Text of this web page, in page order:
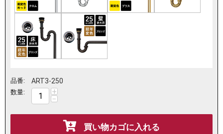
品番: ART3-250
数量: +
−
買い物カゴに入れる